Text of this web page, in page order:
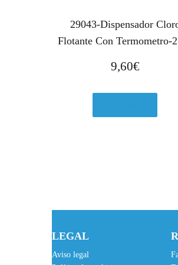
29043-Dispensador
Flotante Con Termometro-
9,60€
LEGAL
Aviso legal